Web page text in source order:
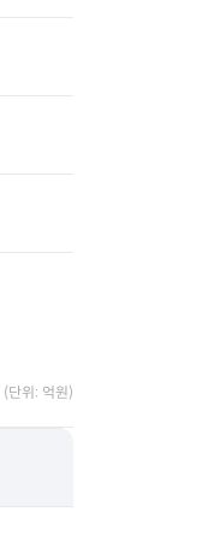
(단위: 억원)